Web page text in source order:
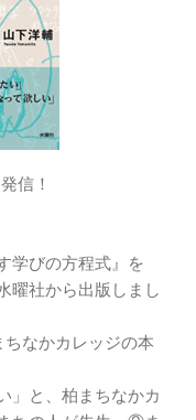
信！
学びの方程式』を
曜社から出版しまし
なかカレッジの本
」と、柏まちなかカ